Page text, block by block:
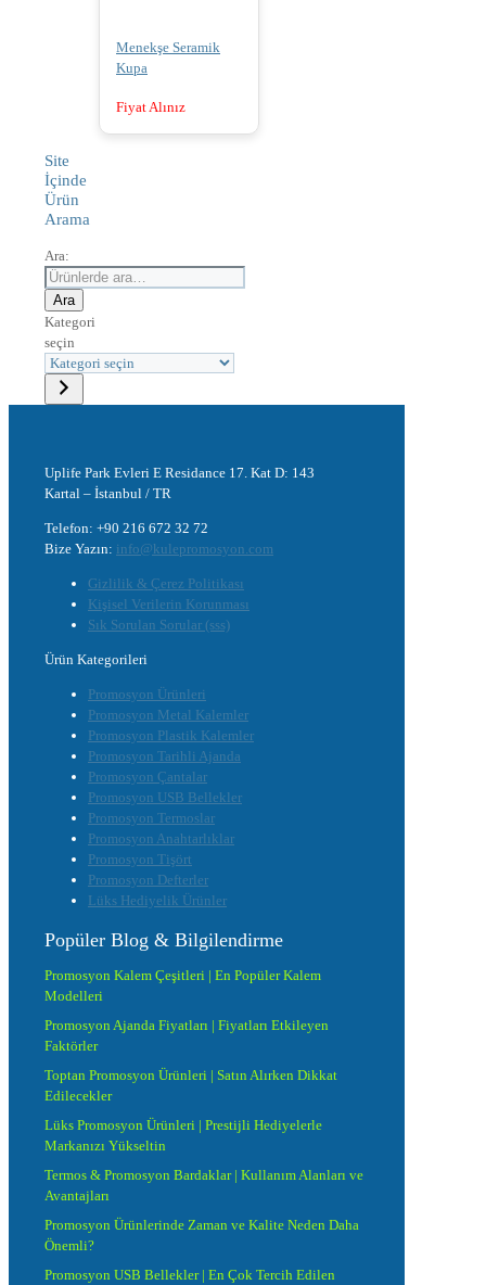
Menekşe Seramik
Kupa
Fiyat Alınız
Site
İçinde
Ürün
Arama
Ara:
Ara
Kategori
seçin
Uplife Park Evleri E Residance 17. Kat D: 143
Kartal – İstanbul / TR
Telefon: +90 216 672 32 72
Bize Yazın: info@kulepromosyon.com
Gizlilik & Çerez Politikası
Kişisel Verilerin Korunması
Sık Sorulan Sorular (sss)
Ürün Kategorileri
Promosyon Ürünleri
Promosyon Metal Kalemler
Promosyon Plastik Kalemler
Promosyon Tarihli Ajanda
Promosyon Çantalar
Promosyon USB Bellekler
Promosyon Termoslar
Promosyon Anahtarlıklar
Promosyon Tişört
Promosyon Defterler
Lüks Hediyelik Ürünler
Popüler Blog & Bilgilendirme
Promosyon Kalem Çeşitleri | En Popüler Kalem
Modelleri
Promosyon Ajanda Fiyatları | Fiyatları Etkileyen
Faktörler
Toptan Promosyon Ürünleri | Satın Alırken Dikkat
Edilecekler
Lüks Promosyon Ürünleri | Prestijli Hediyelerle
Markanızı Yükseltin
Termos & Promosyon Bardaklar | Kullanım Alanları ve
Avantajları
Promosyon Ürünlerinde Zaman ve Kalite Neden Daha
Önemli?
Promosyon USB Bellekler | En Çok Tercih Edilen